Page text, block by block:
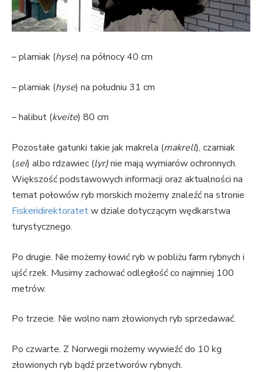
– plamiak (hyse) na północy 40 cm
– plamiak (hyse) na południu 31 cm
– halibut (kveite) 80 cm
Pozostałe gatunki takie jak makrela (makrell), czarniak
(sei) albo rdzawiec (lyr)nie mają wymiarów ochronnych.
Większość podstawowych informacji oraz aktualności na
temat połowów ryb morskich możemy znaleźć na stronie
Fiskeridirektoratetw dziale dotyczącym wędkarstwa
turystycznego.
Po drugie. Nie możemy łowić ryb w pobliżu farm rybnych i
ujść rzek. Musimy zachować odległość co najmniej 100
metrów.
Po trzecie. Nie wolno nam złowionych ryb sprzedawać.
Po czwarte. Z Norwegii możemy wywieźć do 10 kg
złowionych ryb bądź przetworów rybnych.